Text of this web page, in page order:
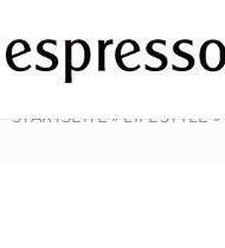
Inhalt
springen
STARTSEITE » LIFESTYLE »